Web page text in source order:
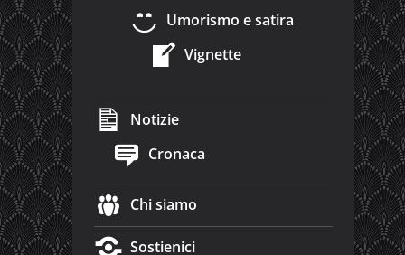
Umorismo e satira
Vignette
Notizie
Cronaca
Chi siamo
Sostienici